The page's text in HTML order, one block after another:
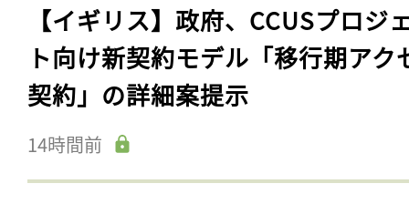
【イギリス】政府、CCUSプロジ
ト向け新契約モデル「移行期アク
契約」の詳細案提示
14時間前